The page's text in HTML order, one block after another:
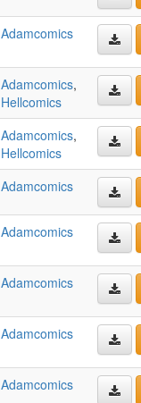
Adamcomics
Adamcomics,
Hellcomics
Adamcomics,
Hellcomics
Adamcomics
Adamcomics
Adamcomics
Adamcomics
Adamcomics